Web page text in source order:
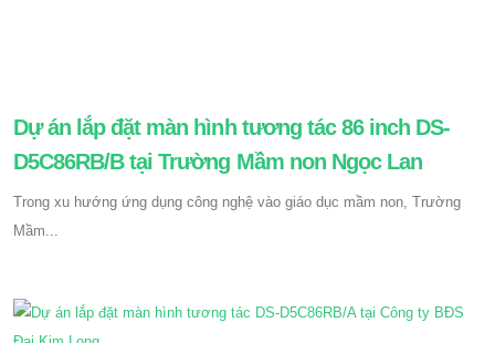
Dự án lắp đặt màn hình tương tác 86 inch DS-
D5C86RB/B tại Trường Mầm non Ngọc Lan
Trong xu hướng ứng dụng công nghệ vào giáo dục mầm non, Trường
Mầm...